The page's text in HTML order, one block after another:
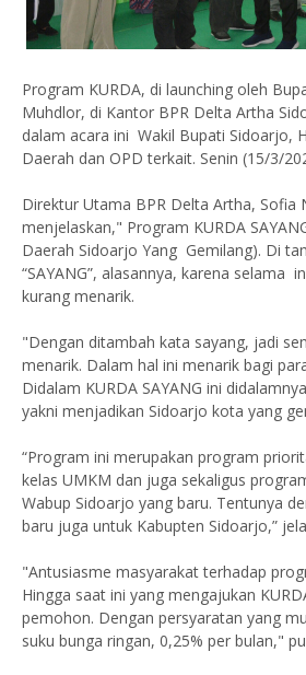
Program KURDA, di launching oleh
Muhdlor, di Kantor BPR Delta Artha
dalam acara ini Wakil Bupati Sidoarjo,
Daerah dan OPD terkait. Senin (15/3/
Direktur Utama BPR Delta Artha, Sofia
menjelaskan," Program KURDA
Daerah Sidoarjo Yang Gemilang). Di
“SAYANG”, alasannya, karena selama
kurang menarik.
"Dengan ditambah kata sayang, jadi
menarik. Dalam hal ini menarik bagi
Didalam KURDA SAYANG ini
yakni menjadikan Sidoarjo kota yang
“Program ini merupakan program
kelas UMKM dan juga sekaligus
Wabup Sidoarjo yang baru. Tentunya
baru juga untuk Kabupten Sidoarjo,”
"Antusiasme masyarakat terhadap
Hingga saat ini yang mengajukan
pemohon. Dengan persyaratan yang
suku bunga ringan, 0,25% per bulan,"